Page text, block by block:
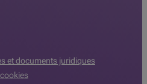
et documents juridiques